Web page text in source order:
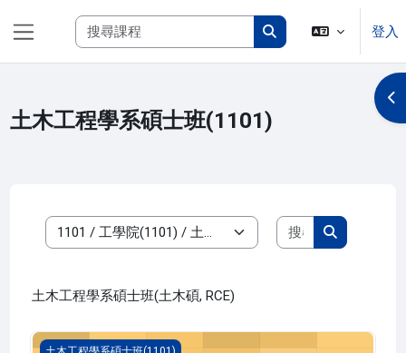
搜尋課程
搜尋課程
登入
土木工程學系碩士班(1101)
開
課程類別
搜尋課程
搜尋課程
土木工程學系碩士班(土木碩, RCE)
高等流體力學(1101_R2CE000030A)